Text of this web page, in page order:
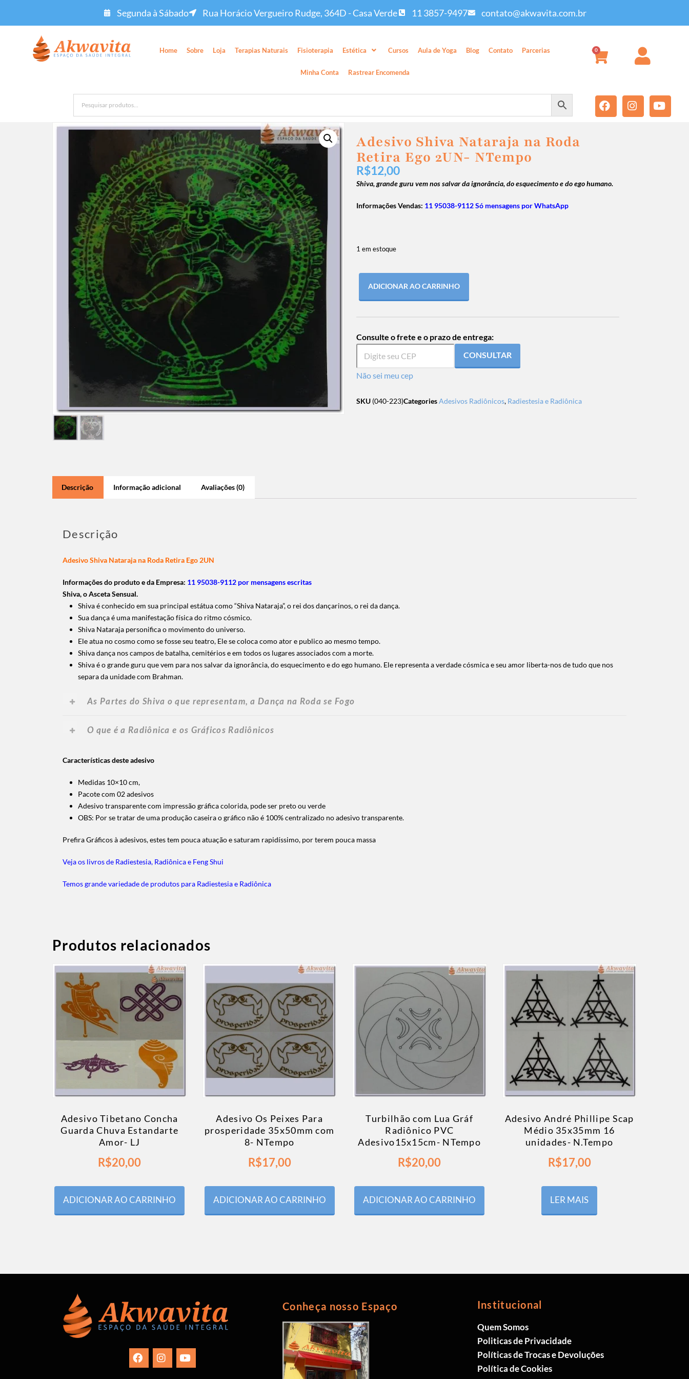
Segunda à Sábado Rua Horácio Vergueiro Rudge, 364D - Casa Verde 11 3857-9497 contato@akwavita.com.br
Home Sobre Loja Terapias Naturais Fisioterapia Estética Cursos Aula de Yoga Blog Contato Parcerias
Minha Conta Rastrear Encomenda
0
Adesivo Shiva Nataraja na Roda
Retira Ego 2UN- NTempo
R$12,00
Shiva, grande guru vem nos salvar da ignorância, do esquecimento e do ego humano.
Informações Vendas: 11 95038-9112 Só mensagens por WhatsApp
1 em estoque
ADICIONAR AO CARRINHO
Consulte o frete e o prazo de entrega:
CONSULTAR
Não sei meu cep
SKU (040-223)CategoriesAdesivos Radiônicos, Radiestesia e Radiônica
Descrição Informação adicional Avaliações (0)
Descrição
Adesivo Shiva Nataraja na Roda Retira Ego 2UN
Informações do produto e da Empresa: 11 95038-9112 por mensagens escritas
Shiva, o Asceta Sensual.
Shiva é conhecido em sua principal estátua como “Shiva Nataraja”, o rei dos dançarinos, o rei da dança.
Sua dança é uma manifestação física do ritmo cósmico.
Shiva Nataraja personifica o movimento do universo.
Ele atua no cosmo como se fosse seu teatro, Ele se coloca como ator e publico ao mesmo tempo.
Shiva dança nos campos de batalha, cemitérios e em todos os lugares associados com a morte.
Shiva é o grande guru que vem para nos salvar da ignorância, do esquecimento e do ego humano. Ele representa a verdade cósmica e seu amor liberta-nos de tudo que nos
separa da unidade com Brahman.
As Partes do Shiva o que representam, a Dança na Roda se Fogo
O que é a Radiônica e os Gráficos Radiônicos
Características deste adesivo
Medidas 10×10 cm,
Pacote com 02 adesivos
Adesivo transparente com impressão gráfica colorida, pode ser preto ou verde
OBS: Por se tratar de uma produção caseira o gráfico não é 100% centralizado no adesivo transparente.
Prefira Gráficos à adesivos, estes tem pouca atuação e saturam rapidíssimo, por terem pouca massa
Veja os livros de Radiestesia, Radiônica e Feng Shui
Temos grande variedade de produtos para Radiestesia e Radiônica
Produtos relacionados
Adesivo Tibetano Concha
Guarda Chuva Estandarte
Amor- LJ
R$20,00
ADICIONAR AO CARRINHO
Adesivo Os Peixes Para
prosperidade 35x50mm com
8- NTempo
R$17,00
ADICIONAR AO CARRINHO
Turbilhão com Lua Gráf
Radiônico PVC
Adesivo15x15cm- NTempo
R$20,00
ADICIONAR AO CARRINHO
Adesivo André Phillipe Scap
Médio 35x35mm 16
unidades- N.Tempo
R$17,00
LER MAIS
Conheça nosso Espaço Institucional
Quem Somos
Politicas de Privacidade
Políticas de Trocas e Devoluções
Política de Cookies